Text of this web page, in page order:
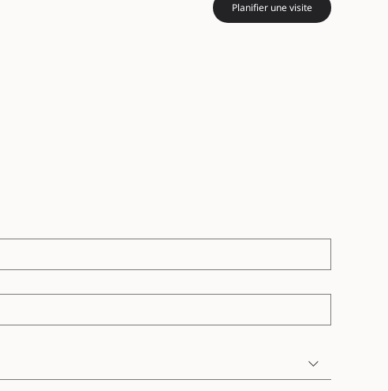
Planifier une visite